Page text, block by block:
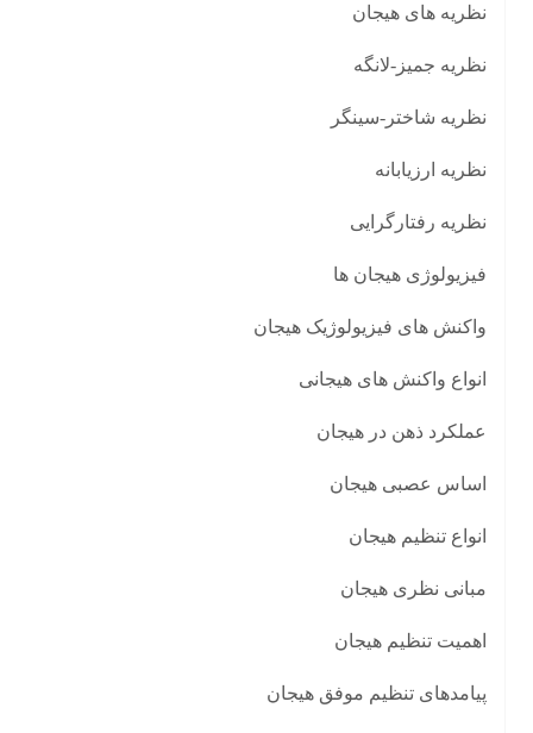
نظریه های هیجان
نظریه جمیز-لانگه
نظریه شاختر-سینگر
نظریه ارزیابانه
نظریه رفتارگرایی
فیزیولوژی هیجان ها
واکنش های فیزیولوژیک هیجان
انواع واکنش های هیجانی
عملکرد ذهن در هیجان
اساس عصبی هیجان
انواع تنظیم هیجان
مبانی نظری هیجان
اهمیت تنظیم هیجان
پیامدهای تنظیم موفق هیجان